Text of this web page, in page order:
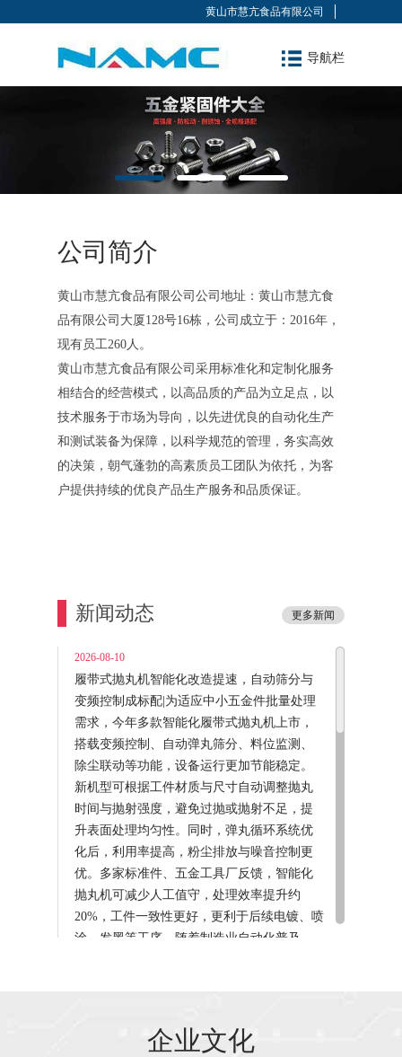
黄山市慧亢食品有限公司
导航栏
公司简介
黄山市慧亢食品有限公司公司地址：黄山市慧亢食
品有限公司大厦128号16栋，公司成立于：2016年，
现有员工260人。
黄山市慧亢食品有限公司采用标准化和定制化服务
相结合的经营模式，以高品质的产品为立足点，以
技术服务于市场为导向，以先进优良的自动化生产
和测试装备为保障，以科学规范的管理，务实高效
的决策，朝气蓬勃的高素质员工团队为依托，为客
户提供持续的优良产品生产服务和品质保证。
新闻动态 更多新闻
2026-08-10
履带式抛丸机智能化改造提速，自动筛分与
变频控制成标配|为适应中小五金件批量处理
需求，今年多款智能化履带式抛丸机上市，
搭载变频控制、自动弹丸筛分、料位监测、
除尘联动等功能，设备运行更加节能稳定。
新机型可根据工件材质与尺寸自动调整抛丸
时间与抛射强度，避免过抛或抛射不足，提
升表面处理均匀性。同时，弹丸循环系统优
化后，利用率提高，粉尘排放与噪音控制更
优。多家标准件、五金工具厂反馈，智能化
抛丸机可减少人工值守，处理效率提升约
20%，工件一致性更好，更利于后续电镀、喷
涂、发黑等工序。随着制造业自动化普及，
企业文化